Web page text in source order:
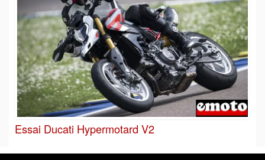
Essai Ducati Hypermotard V2